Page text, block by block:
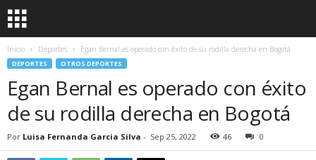
Inicio Deportes Egan Bernal es operado con éxito de su rodilla derecha en Bogotá
DEPORTES OTROS DEPORTES
Egan Bernal es operado con éxito
de su rodilla derecha en Bogotá
Por Luisa Fernanda Garcia Silva - Sep 25, 2022 46 0